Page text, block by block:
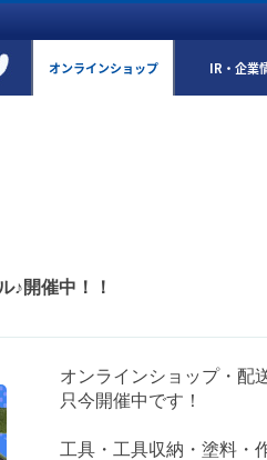
オンラインショップ IR・企業
♪開催中！！
オンラインショップ・配
只今開催中です！
工具・工具収納・塗料・